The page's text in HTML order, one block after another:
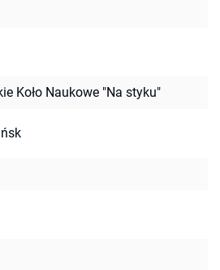
Koło Naukowe "Na styku"